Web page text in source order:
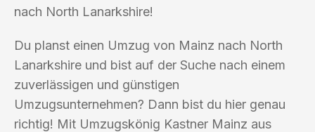
nach North Lanarkshire!
Du planst einen Umzug von Mainz nach North
Lanarkshire und bist auf der Suche nach einem
zuverlässigen und günstigen
Umzugsunternehmen? Dann bist du hier genau
richtig! Mit Umzugskönig Kastner Mainz aus